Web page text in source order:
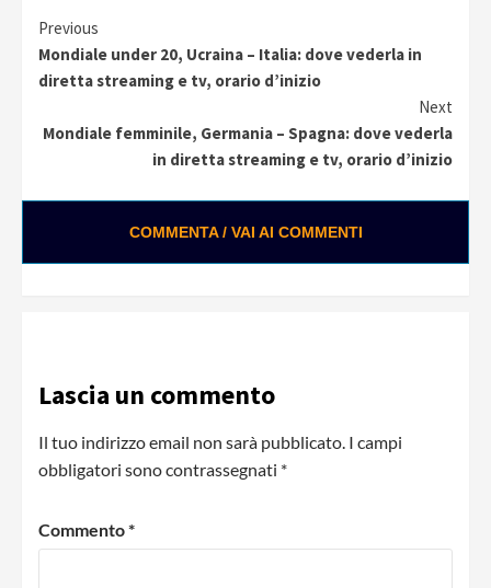
Continue
Reading
Previous
Mondiale under 20, Ucraina – Italia: dove vederla in
diretta streaming e tv, orario d’inizio
Next
Mondiale femminile, Germania – Spagna: dove vederla
in diretta streaming e tv, orario d’inizio
COMMENTA / VAI AI COMMENTI
Lascia un commento
Il tuo indirizzo email non sarà pubblicato. I campi
obbligatori sono contrassegnati *
Commento*